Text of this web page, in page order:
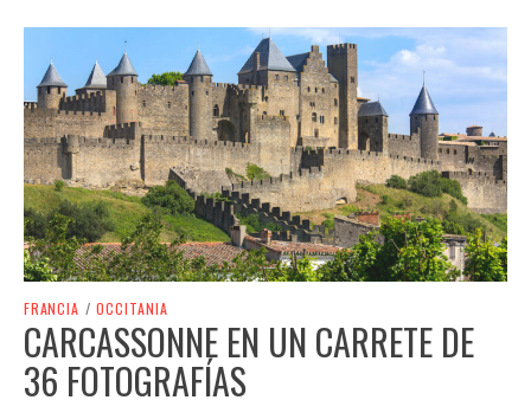
FRANCIA / OCCITANIA
CARCASSONNE EN UN CARRETE DE
36 FOTOGRAFÍAS